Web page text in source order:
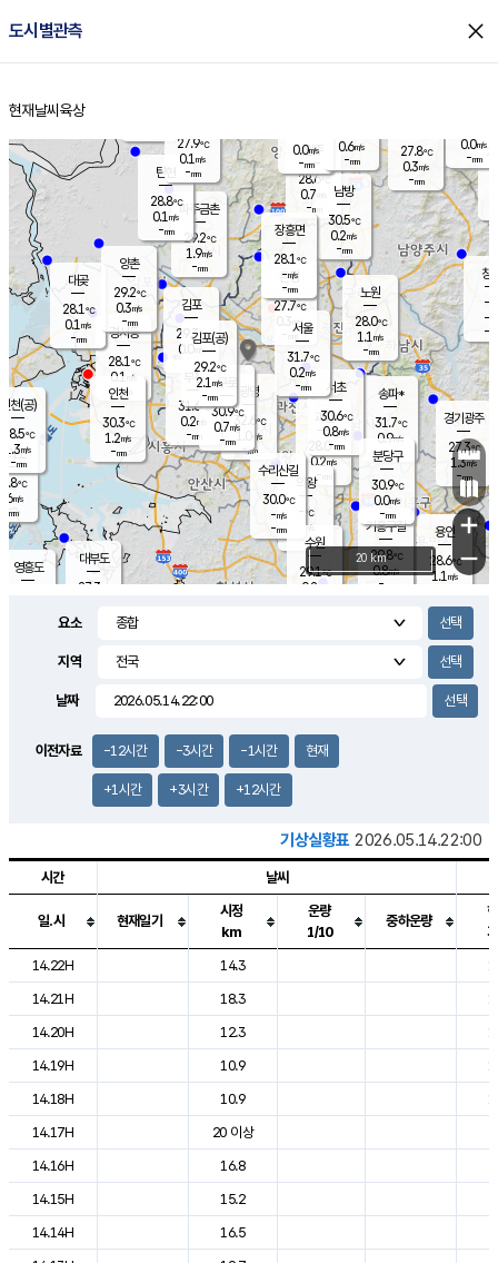
도시별관측 close
홈
현재날씨 육상
의도
℃
m/s
mm
영흥도
양주
28.6℃
0.7
-mm
과천
28.0℃
0.2m/s
- mm
용인
28.6℃
1.1 m/s
경기광주
27.3℃
1.3m/s
-mm
1.1m/s
대부도
27.3
경서동
28.1℃
0.1 m/s
-mm
파주금촌
29.2℃
1.9m/s
-mm
27.8℃
0.3m/s
-mm
대곶
28.1℃
0.1 m/s
-mm
창
-
-m/
-
탄현
28.8℃
0.1 m/s
-mm
0.0m/s
-mm
의왕
- ℃
m/s
mm
김포
29.3℃
0.0 m/s
mm
광명
32.6 ℃
1.0 m/s
-mm
부천
31.6℃
0.2m/s
-mm
양촌
29.2℃
0.3m/s
-mm
구로
30.9℃
0.7m/s
-mm
은평
27.7℃
0.3 m/s
- mm
노원
28.0℃
1.1 m/s
-mm
송파*
31.7℃
0.9m/s
-mm
서초
30.6℃
0.8m/s
-mm
남방
30.5℃
0.2m/s
-mm
기흥구갈
29.8℃
0.8m/s
-
수리산길
30.0℃
-m/s
-mm
분당구
30.9℃
0.0m/s
-mm
장흥면
28.1℃
-m/s
-mm
0.0m/s
-mm
인천(공)
28.5℃
1.3m/s
-mm
김포(공)
29.2℃
2.1 m/s
-mm
수원
29.1℃
0.2 m/s
인천
30.3℃
1.2m/s
-mm
서울
31.7℃
0.2m/s
-mm
27.9℃
0.1 m/s
-mm
0.6m/s
-mm
+
−
20 km
요소
지역
날짜
이전자료 -12시간 -3시간 -1시간 현재
+1시간 +3시간 +12시간
기상실황표 2026.05.14.22:00
도시별 기상실황표로 지점, 날씨, 기온, 강수, 바람, 기압등을 안내한 표입
시간 날씨
일.시 현재일기
시정
km
운량
1/10
중하운량
14.22H
14.3
14.21H
18.3
14.20H
12.3
14.19H
10.9
14.18H
10.9
14.17H
20 이상
14.16H
16.8
14.15H
15.2
14.14H
16.5